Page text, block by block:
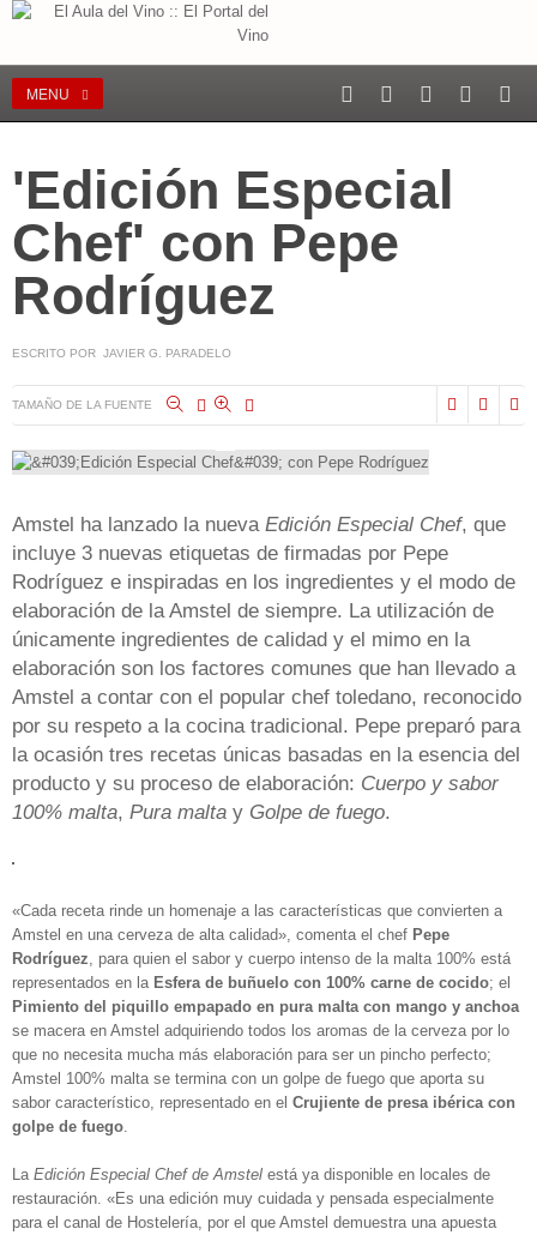
MENU
'Edición Especial
Chef' con Pepe
Rodríguez
ESCRITO POR JAVIER G. PARADELO
TAMAÑO DE LA FUENTE
Amstel ha lanzado la nueva Edición Especial Chef, que
incluye 3 nuevas etiquetas de firmadas por Pepe
Rodríguez e inspiradas en los ingredientes y el modo de
elaboración de la Amstel de siempre. La utilización de
únicamente ingredientes de calidad y el mimo en la
elaboración son los factores comunes que han llevado a
Amstel a contar con el popular chef toledano, reconocido
por su respeto a la cocina tradicional. Pepe preparó para
la ocasión tres recetas únicas basadas en la esencia del
producto y su proceso de elaboración: Cuerpo y sabor
100% malta, Pura malta y Golpe de fuego.
«Cada receta rinde un homenaje a las características que convierten a
Amstel en una cerveza de alta calidad», comenta el chef Pepe
Rodríguez , para quien el sabor y cuerpo intenso de la malta 100% está
representados en la Esfera de buñuelo con 100% carne de cocido; el
Pimiento del piquillo empapado en pura malta con mango y anchoa
se macera en Amstel adquiriendo todos los aromas de la cerveza por lo
que no necesita mucha más elaboración para ser un pincho perfecto;
Amstel 100% malta se termina con un golpe de fuego que aporta su
sabor característico, representado en el Crujiente de presa ibérica con
golpe de fuego
La Edición Especial Chef de Amstel está ya disponible en locales de
restauración. «Es una edición muy cuidada y pensada especialmente
para el canal de Hostelería, por el que Amstel demuestra una apuesta